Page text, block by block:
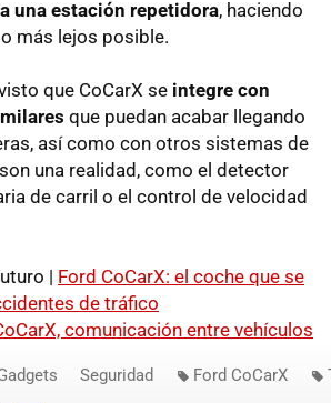
una estación repetidora, haciendo
más lejos posible.
que CoCarX se integre con
que puedan acabar llegando
así como con otros sistemas de
una realidad, como el detector
de carril o el control de velocidad
| Ford CoCarX: el coche que se
de tráfico
comunicación entre vehículos
Seguridad Ford CoCarX